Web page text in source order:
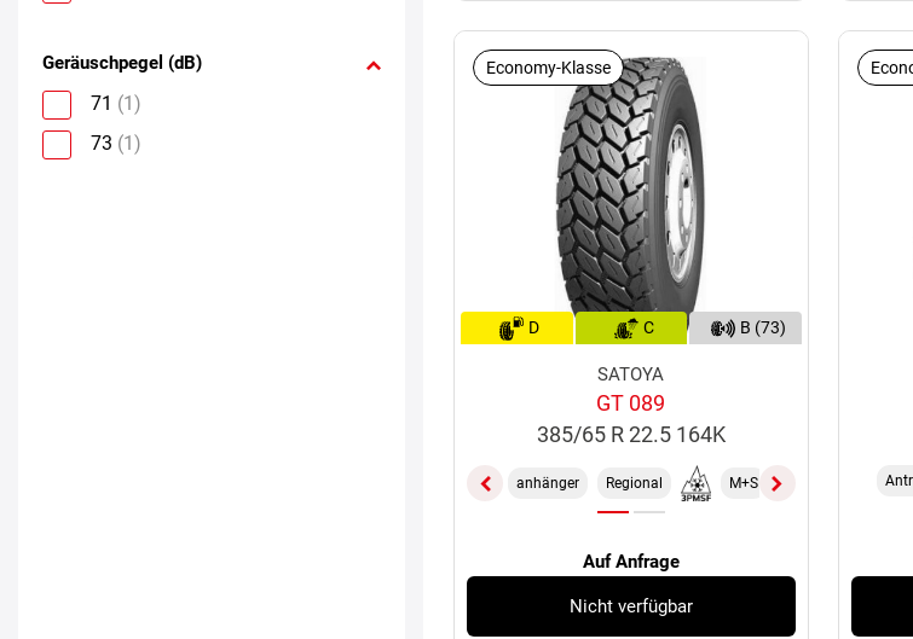
Geräuschpegel (dB)
71 (1)
73 (1)
Economy-Klasse
D C B (73)
SATOYA
GT 089
385/65 R 22.5 164K
anhänger Regional M+S
Auf Anfrage
Nicht verfügbar